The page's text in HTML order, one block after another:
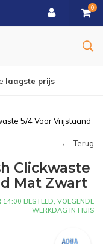
0
vanaf € 150
5/4 Voor Vrijstaand
Terug
Clickwaste
Mat Zwart
14:00 BESTELD, VOLGENDE
WERKDAG IN HUIS